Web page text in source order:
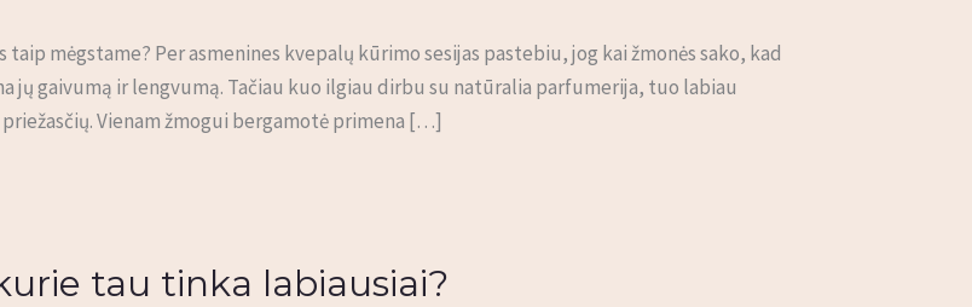
mėgstame? Per asmenines kvepalų kūrimo sesijas pastebiu, jog kai žmonės sako, kad
jų gaivumą ir lengvumą. Tačiau kuo ilgiau dirbu su natūralia parfumerija, tuo labiau
Vienam žmogui bergamotė primena […]
tau tinka labiausiai?